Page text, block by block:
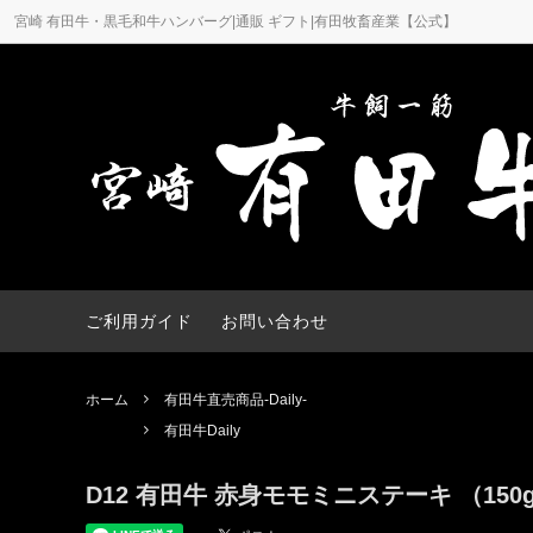
宮崎 有田牛・黒毛和牛ハンバーグ|通販 ギフト|有田牧畜産業【公式】
【2026夏ギフト】有田牛お中元
ギフト
有田
ステーキ用 焼肉用
餃子
有田牛とは ギフ
ご利用ガイド お問い合わせ
ホーム
有田牛直売商品-Daily-
有田牛Daily
D12 有田牛 赤身モモミニステーキ （